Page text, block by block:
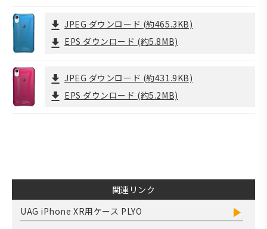
JPEG ダウンロード (約465.3KB)
EPS ダウンロード (約5.8MB)
JPEG ダウンロード (約431.9KB)
EPS ダウンロード (約5.2MB)
関連リンク
UAG iPhone XR用ケース PLYO